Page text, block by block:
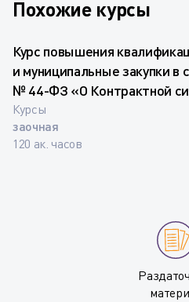
Похожие курсы
Курс повышения
и муниципальные закупки в
№ 44-ФЗ «О Контрактной
Курсы
заочная
120 ак. часов